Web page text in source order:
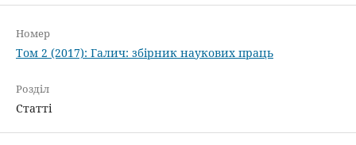
Номер
Том 2 (2017): Галич: збірник наукових праць
Розділ
Статті